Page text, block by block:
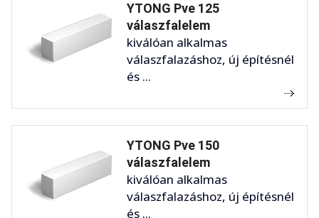
YTONG Pve 125
válaszfalelem
kiválóan alkalmas
válaszfalazáshoz, új építésnél
és ...
YTONG Pve 150
válaszfalelem
kiválóan alkalmas
válaszfalazáshoz, új építésnél
és ...